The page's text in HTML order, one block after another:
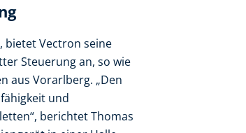
bietet Vectron seine
Steuerung an, so wie
aus Vorarlberg. „Den
und
berichtet Thomas